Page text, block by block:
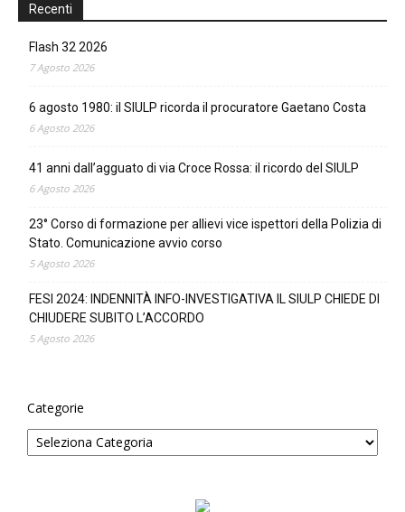
Recenti
Flash 32 2026
7 Agosto 2026
6 agosto 1980: il SIULP ricorda il procuratore Gaetano Costa
6 Agosto 2026
41 anni dall’agguato di via Croce Rossa: il ricordo del SIULP
6 Agosto 2026
23° Corso di formazione per allievi vice ispettori della Polizia di
Stato. Comunicazione avvio corso
5 Agosto 2026
FESI 2024: INDENNITÀ INFO-INVESTIGATIVA IL SIULP CHIEDE DI
CHIUDERE SUBITO L’ACCORDO
5 Agosto 2026
Categorie